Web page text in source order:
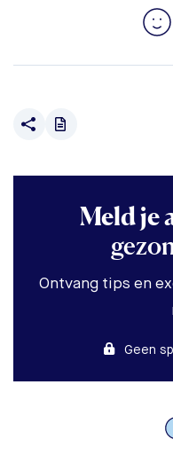
Meld je
Ontvang tips en
Geen